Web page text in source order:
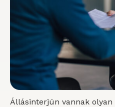
Állásinterjún vannak